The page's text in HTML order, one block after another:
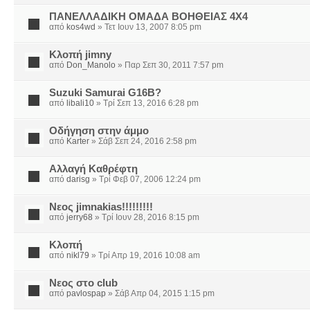
ΠΑΝΕΛΛΑΔΙΚΗ ΟΜΑΔΑ ΒΟΗΘΕΙΑΣ 4Χ4
από kos4wd » Τετ Ιουν 13, 2007 8:05 pm
Κλοπή jimny
από Don_Manolo » Παρ Σεπ 30, 2011 7:57 pm
Suzuki Samurai G16B?
από libali10 » Τρί Σεπ 13, 2016 6:28 pm
Οδήγηση στην άμμο
από Karter » Σάβ Σεπ 24, 2016 2:58 pm
Αλλαγή Καθρέφτη
από darisg » Τρί Φεβ 07, 2006 12:24 pm
Νεος jimnakias!!!!!!!!!
από jerry68 » Τρί Ιουν 28, 2016 8:15 pm
Κλοπή
από nikl79 » Τρί Απρ 19, 2016 10:08 am
Νεος στο club
από pavlospap » Σάβ Απρ 04, 2015 1:15 pm